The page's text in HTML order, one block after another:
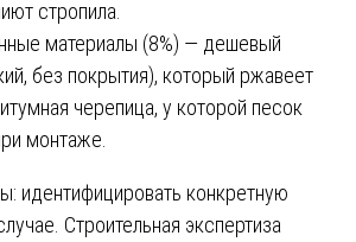
стропила.
материалы (8%) — дешевый
без покрытия), который ржавеет
черепица, у которой песок
монтаже.
идентифицировать конкретную
Строительная экспертиза